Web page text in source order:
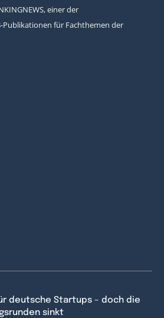
einer der
Publikationen für Fachthemen der
deutsche Startups – doch die
sinkt